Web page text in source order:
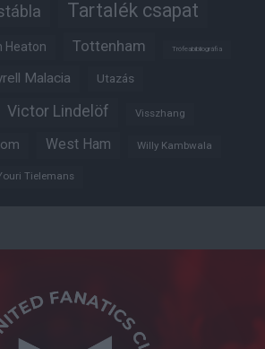
Tartalék csapat
Heaton Tottenham Trófeabibliográfia
Malacia Utazás
Victor Lindelöf Visszhang
West Ham Willy Kambwala
Tielemans